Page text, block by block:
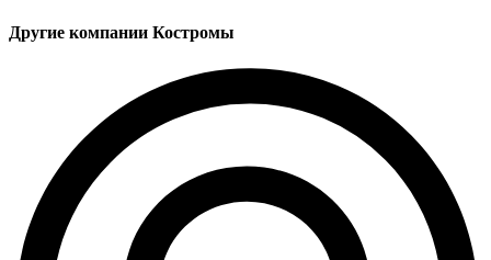
Другие компании Костромы